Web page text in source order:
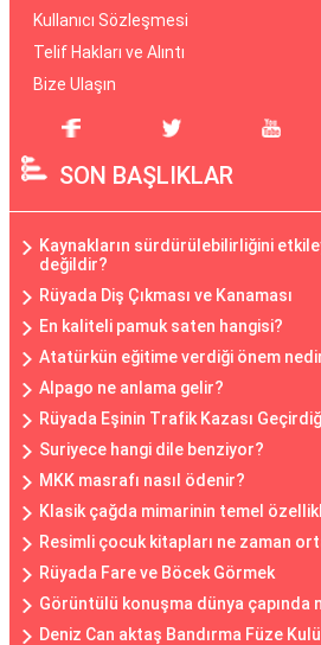
Kullanıcı Sözleşmesi
Telif Hakları ve Alıntı
Bize Ulaşın
SON BAŞLIKLAR
Kaynakların sürdürülebilirliğini
değildir?
Rüyada Diş Çıkması ve Kanaması
En kaliteli pamuk saten hangisi?
Atatürkün eğitime verdiği önem
Alpago ne anlama gelir?
Rüyada Eşinin Trafik Kazası
Suriyece hangi dile benziyor?
MKK masrafı nasıl ödenir?
Klasik çağda mimarinin temel
Resimli çocuk kitapları ne zaman
Rüyada Fare ve Böcek Görmek
Görüntülü konuşma dünya çapında
Deniz Can aktaş Bandırma Füze